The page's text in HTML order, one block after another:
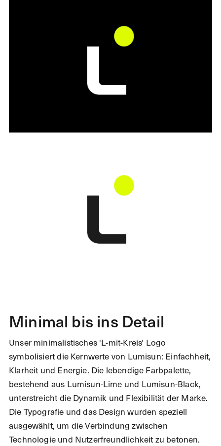
Minimal bis ins Detail
Unser minimalistisches 'L-mit-Kreis' Logo
symbolisiert die Kernwerte von Lumisun: Einfachheit,
Klarheit und Energie. Die lebendige Farbpalette,
bestehend aus Lumisun-Lime und Lumisun-Black,
unterstreicht die Dynamik und Flexibilität der Marke.
Die Typografie und das Design wurden speziell
ausgewählt, um die Verbindung zwischen
Technologie und Nutzerfreundlichkeit zu betonen.